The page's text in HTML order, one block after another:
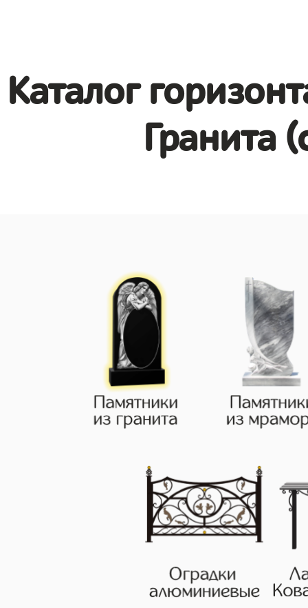
Каталог
Гранита